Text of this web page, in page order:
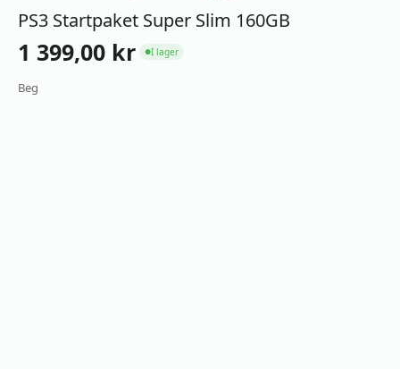
PS3 Startpaket Super Slim 160GB
1 399,00 kr ●I lager
Beg